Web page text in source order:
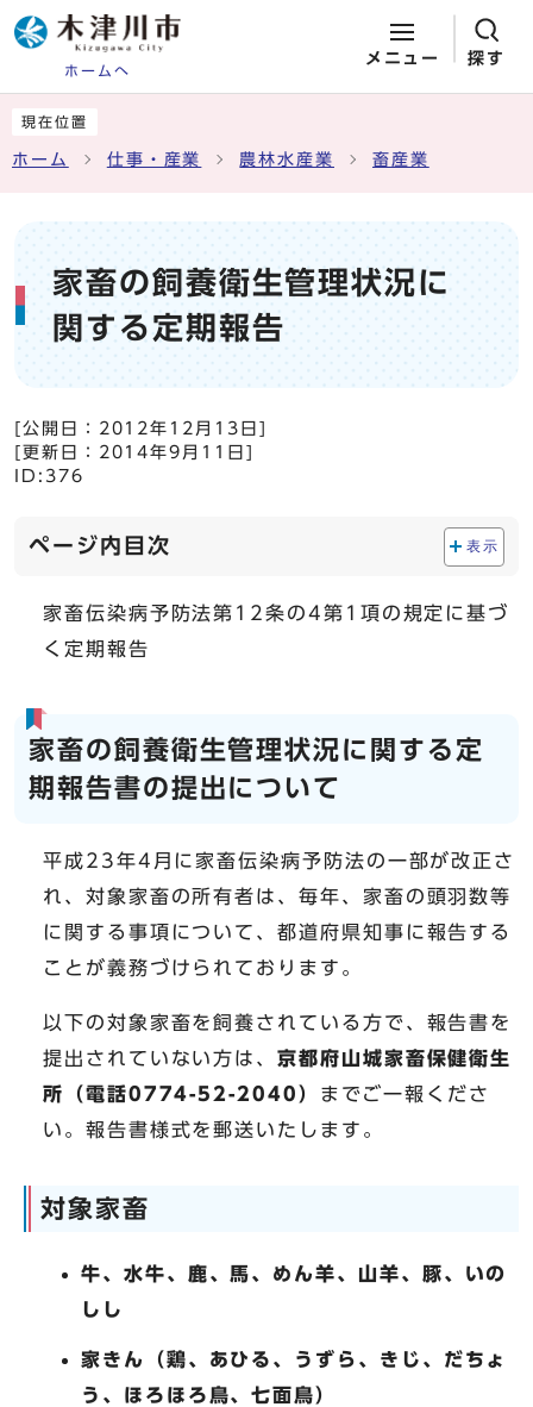
ホームへ
メニュー 探す
現在位置
ホーム 仕事・産業 農林水産業 畜産業
家畜の飼養衛生管理状況に
関する定期報告
[公開日： 2012年12月13日
[更新日： 2014年9月11日
ID:376
ページ内目次 表示
家畜伝染病予防法第12条の4第1項の規定に基づ
く定期報告
家畜の飼養衛生管理状況に関する定
期報告書の提出について
平成23年4月に家畜伝染病予防法の一部が改正さ
れ、対象家畜の所有者は、毎年、家畜の頭羽数等
に関する事項について、都道府県知事に報告する
ことが義務づけられております。
以下の対象家畜を飼養されている方で、報告書を
提出されていない方は、京都府山城家畜保健衛生
所（電話0774-52-2040） までご一報くださ
い。報告書様式を郵送いたします。
対象家畜
牛、水牛、鹿、馬、めん羊、山羊、豚、いの
しし
家きん（鶏、あひる、うずら、きじ、だちょ
う、ほろほろ鳥、七面鳥）